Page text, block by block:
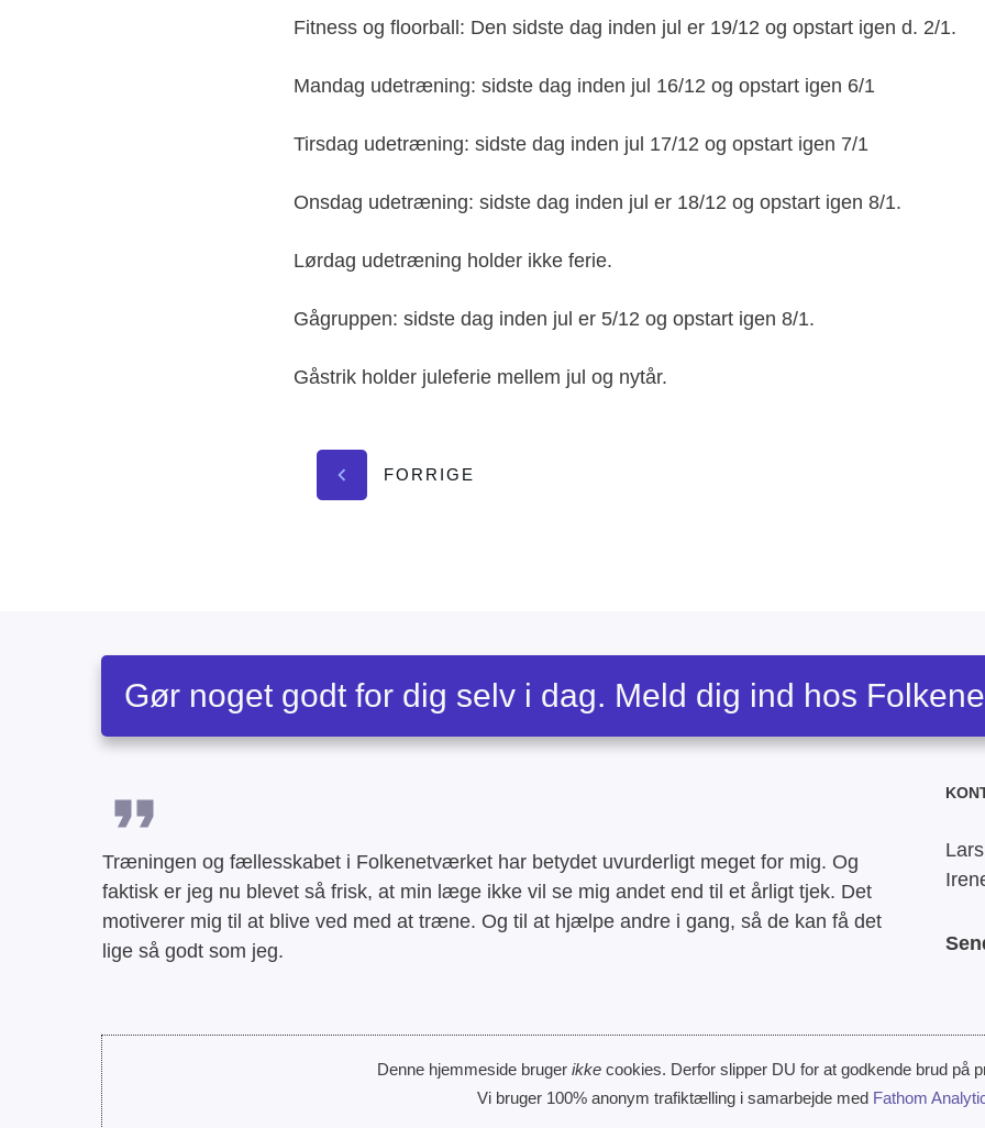
Fitness og floorball: Den sidste dag inden jul er 19/12 og opstart igen d. 2/1.
Mandag udetræning: sidste dag inden jul 16/12 og opstart igen 6/1
Tirsdag udetræning: sidste dag inden jul 17/12 og opstart igen 7/1
Onsdag udetræning: sidste dag inden jul er 18/12 og opstart igen 8/1.
Lørdag udetræning holder ikke ferie.
Gågruppen: sidste dag inden jul er 5/12 og opstart igen 8/1.
Gåstrik holder juleferie mellem jul og nytår.
FORRIGE
Gør noget godt for dig selv i dag. Meld dig ind hos
Træningen og fællesskabet i Folkenetværket har betydet uvurderligt meget for mig. Og
faktisk er jeg nu blevet så frisk, at min læge ikke vil se mig andet end til et årligt tjek. Det
motiverer mig til at blive ved med at træne. Og til at hjælpe andre i gang, så de kan få det
lige så godt som jeg.
Denne hjemmeside bruger ikke cookies. Derfor slipper DU for at godkende brud på
Vi bruger 100% anonym trafiktælling i samarbejde med Fathom